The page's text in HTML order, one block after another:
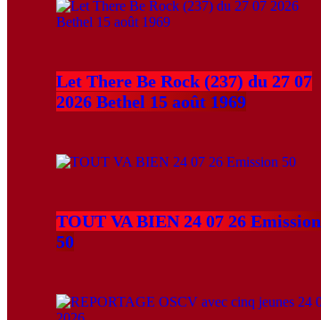
Let There Be Rock (237) du 27 07
2026 Bethel 15 août 1969
TOUT VA BIEN 24 07 26 Emission
50